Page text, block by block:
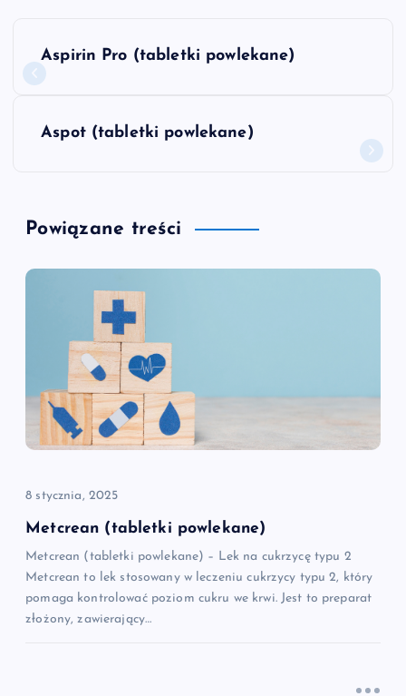
a
g
a
a
w
p
s
u
Aspirin Pro (tabletki powlekane)
Aspot (tabletki powlekane)
Powiązane treści
8 stycznia, 2025
Metcrean (tabletki powlekane)
Metcrean (tabletki powlekane) – Lek na cukrzycę typu 2
Metcrean to lek stosowany w leczeniu cukrzycy typu 2, który
pomaga kontrolować poziom cukru we krwi. Jest to preparat
złożony, zawierający…